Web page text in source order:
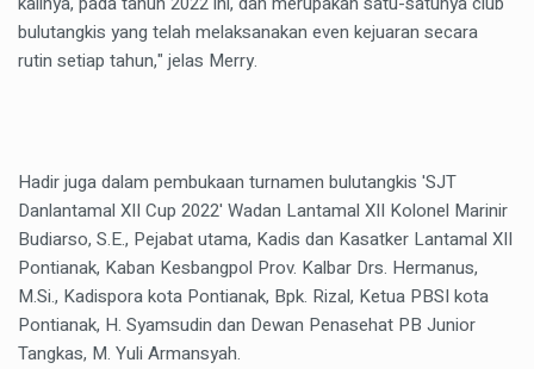
bulutangkis yang telah melaksanakan even kejuaran secara
rutin setiap tahun," jelas Merry.
Hadir juga dalam pembukaan turnamen bulutangkis 'SJT
Danlantamal XII Cup 2022' Wadan Lantamal XII Kolonel Marinir
Budiarso, S.E., Pejabat utama, Kadis dan Kasatker Lantamal XII
Pontianak, Kaban Kesbangpol Prov. Kalbar Drs. Hermanus,
M.Si., Kadispora kota Pontianak, Bpk. Rizal, Ketua PBSI kota
Pontianak, H. Syamsudin dan Dewan Penasehat PB Junior
Tangkas, M. Yuli Armansyah.